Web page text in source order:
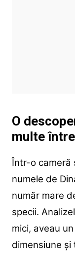
O
multe
Într-o cameră
numele de
număr mare
specii.
mici, aveau
dimensiune